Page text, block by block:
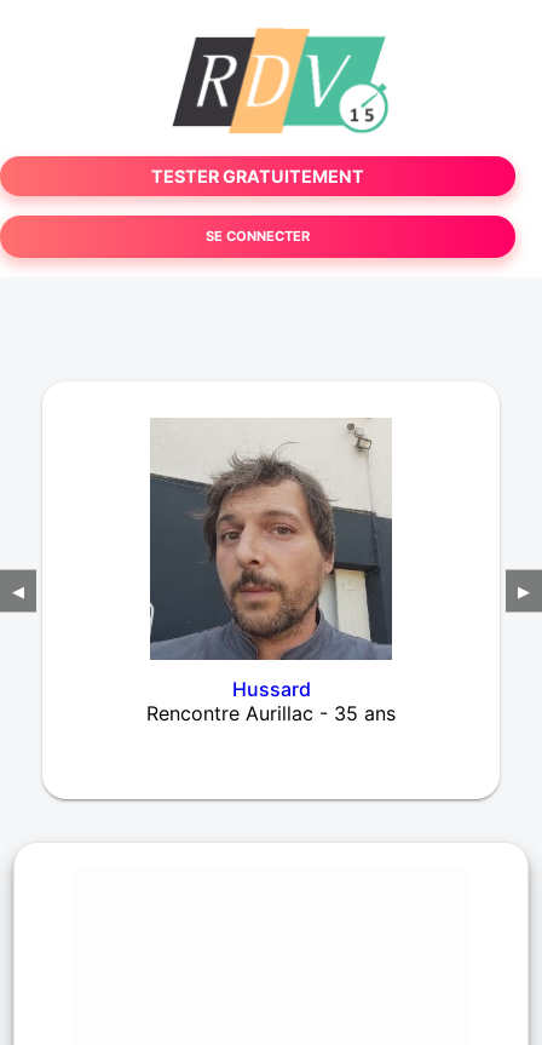
TESTER GRATUITEMENT
SE CONNECTER
◀
Hussard
Rencontre Aurillac - 35 ans
▶